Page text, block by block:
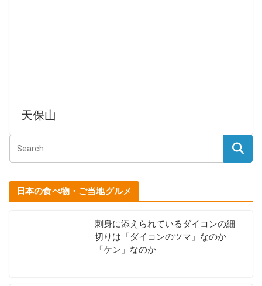
天保山
日本の食べ物・ご当地グルメ
刺身に添えられているダイコンの細
切りは「ダイコンのツマ」なのか
「ケン」なのか